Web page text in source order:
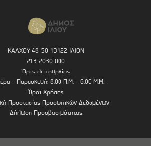
ΚΑΛΧΟΥ 48-50 13122 ΙΛΙΟΝ
213 2030 000
Ώρες λειτουργίας
- Παρασκευή: 8.00 Π.Μ. - 6.00 Μ.Μ.
Όροι Χρήσης
Προστασίας Προσωπικών Δεδομένων
Δήλωση Προσβασιμότητας